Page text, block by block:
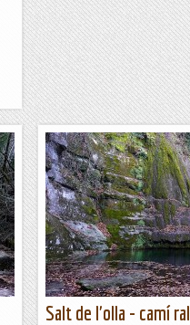
Salt de l'olla - camí ral